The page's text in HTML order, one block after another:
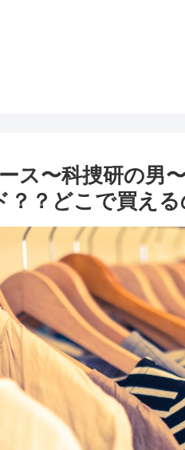
ス〜科捜研の男
？どこで買える